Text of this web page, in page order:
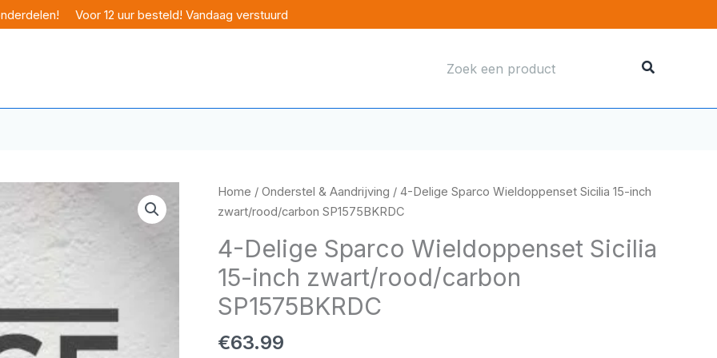
Voor 12 uur besteld! Vandaag verstuurd
naar:
Home / Onderstel & Aandrijving / 4-Delige Sparco Wieldoppenset Sicilia 15-inch
zwart/rood/carbon SP1575BKRDC
4-Delige Sparco Wieldoppenset Sicilia
15-inch zwart/rood/carbon
SP1575BKRDC
€63.99